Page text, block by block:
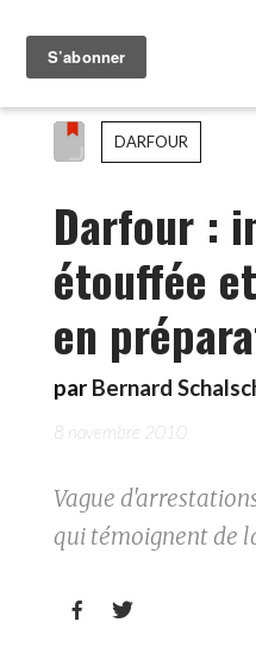
DARFOUR
Darfour :
étouffée
en
par Bernard
8 novembre 2010
Vague
qui témoignent de
 